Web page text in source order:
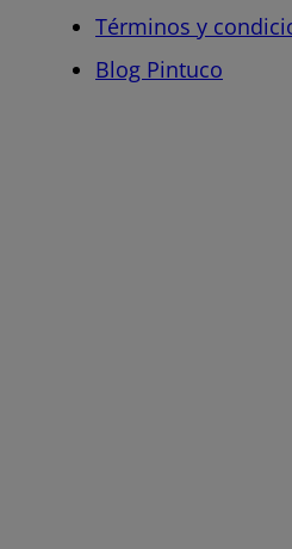
Términos y
Blog Pintuco